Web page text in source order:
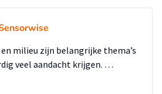
milieu zijn belangrijke thema’s
veel aandacht krijgen. …